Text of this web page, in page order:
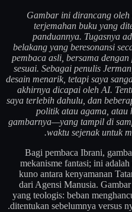
Gambar ini dirancang oleh
terjemahan buku yang
panduannya. Tugasnya
belakang yang beresonansi
pembaca asli, bersama
sesuai. Sebagai penulis
desain menarik, tetapi saya
akhirnya dicapai oleh AI.
saya terlebih dahulu, dan
politik atau agama, atau
gambarnya—yang tampil di
waktu sejenak untuk
Bagi pembaca Ibrani,
mekanisme fantasi; ini
kuno antara kenyamanan
dari Agensi Manusia.
yang teologis: beban
ditentukan sebelumnya versus